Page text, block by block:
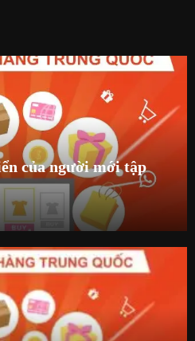
của người mới tập